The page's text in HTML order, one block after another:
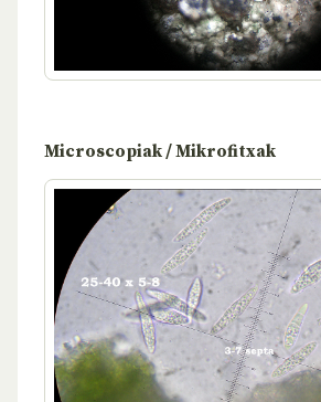
Microscopiak / Mikrofitxak